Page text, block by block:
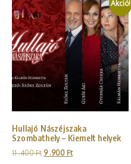
Akció!
Hullajó Nászéjszaka
Szombathely – Kiemelt helyek
11 .400Ft 9 .900 Ft